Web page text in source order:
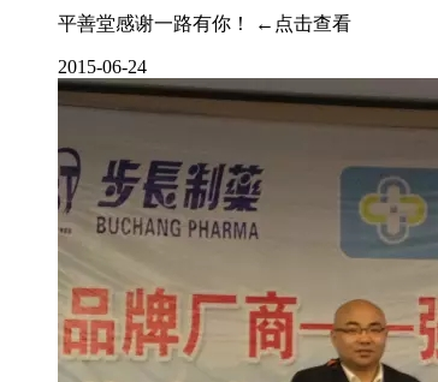
平善堂感谢一路有你！ ←点击查看
2015-06-24